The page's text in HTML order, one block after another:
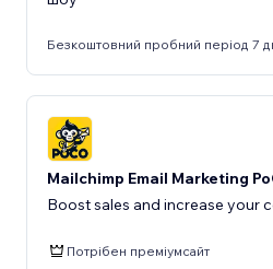
Безкоштовний пробний період 7
Mailchimp Email Marketing
Boost sales and increase your
Потрібен преміумсайт